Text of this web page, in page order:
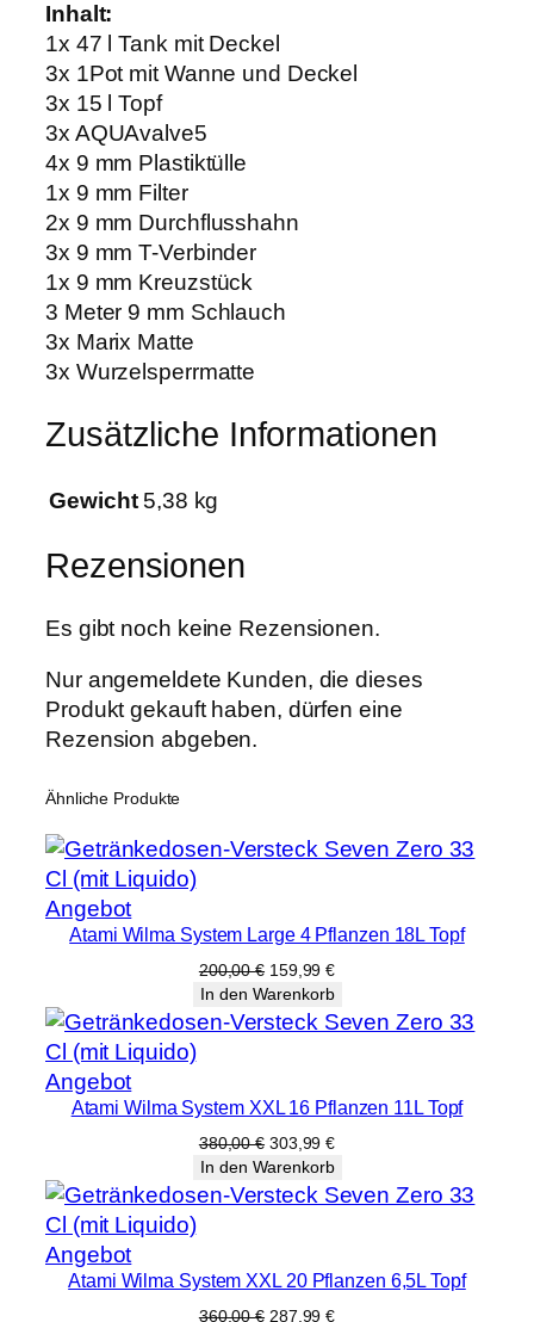
€
1
5
L
T
o
p
f
M
e
n
g
e
Inhalt:
1x 47 l Tank mit Deckel
3x 1Pot mit Wanne und Deckel
3x 15 l Topf
3x AQUAvalve5
4x 9 mm Plastiktülle
1x 9 mm Filter
2x 9 mm Durchflusshahn
3x 9 mm T-Verbinder
1x 9 mm Kreuzstück
3 Meter 9 mm Schlauch
3x Marix Matte
3x Wurzelsperrmatte
Zusätzliche Informationen
Gewicht 5,38 kg
Rezensionen
Es gibt noch keine Rezensionen.
Nur angemeldete Kunden, die dieses
Produkt gekauft haben, dürfen eine
Rezension abgeben.
Ähnliche Produkte
AngebotProdukt
im
Angebot
Atami Wilma System Large 4 Pflanzen 18L Topf
200,00€ Ursprünglicher
Preis
war:
200,00 €
159,99€Aktueller
Preis
ist:
159,99 €.
In den Warenkorb
AngebotProdukt
im
Angebot
Atami Wilma System XXL 16 Pflanzen 11L Topf
380,00€ Ursprünglicher
Preis
war:
380,00 €
303,99€Aktueller
Preis
ist:
303,99 €.
In den Warenkorb
AngebotProdukt
im
Angebot
Atami Wilma System XXL 20 Pflanzen 6,5L Topf
360,00€ Ursprünglicher
287,99€Aktueller